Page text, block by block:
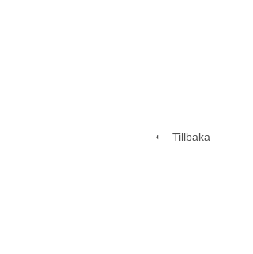
Tillbaka